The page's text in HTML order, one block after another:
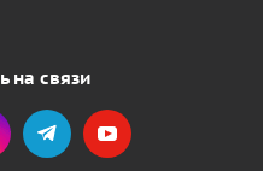
на связи